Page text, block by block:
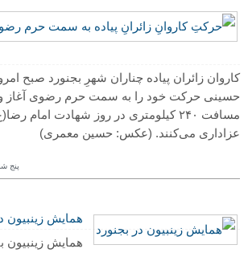
كاروان زائران پياده چناران شهرِ بجنورد صبح
حسينی حركت خود را به سمت حرم رضوی آغاز
مسافت ۲۴۰ كيلومتری در روز شهادت
عزاداری می‌کنند. (عکس: حسین معمری)
پنج شنبه, ٢۴ مرداد
همایش زینبیون
همایش زینبیون